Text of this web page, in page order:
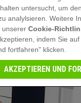
untersucht, um
analylsieren. Weitere
unserer Cookie-
indem Sie
fortfahren" klicken.
AKZEPTIEREN UND